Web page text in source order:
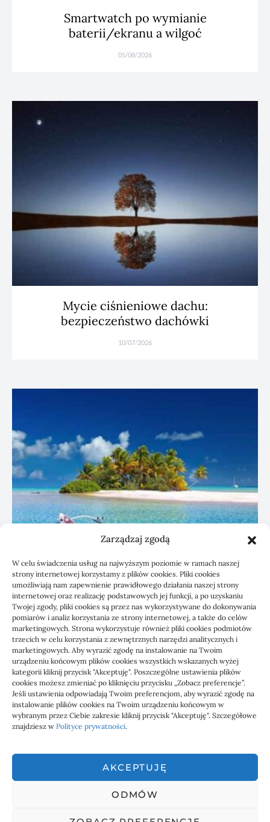
Zarządzaj zgodą
W celu świadczenia usług na najwyższym poziomie w ramach naszej
strony internetowej korzystamy z plików cookies. Pliki cookies
umożliwiają nam zapewnienie prawidłowego działania naszej strony
internetowej oraz realizację podstawowych jej funkcji, a po uzyskaniu
Twojej zgody, pliki cookies są przez nas wykorzystywane do dokonywania
pomiarów i analiz korzystania ze strony internetowej, a także do celów
marketingowych. Strona wykorzystuje również pliki cookies podmiotów
trzecich w celu korzystania z zewnętrznych narzędzi analitycznych i
marketingowych. Aby wyrazić zgodę na instalowanie na Twoim
urządzeniu końcowym plików cookies wszystkich wskazanych wyżej
kategorii kliknij przycisk "Akceptuję". Poszczególne ustawienia plików
cookies możesz zmieniać po kliknięciu przycisku „Zobacz preferencje”.
Jeśli ustawienia odpowiadają Twoim preferencjom, aby wyrazić zgodę na
instalowanie plików cookies na Twoim urządzeniu końcowym w
wybranym przez Ciebie zakresie kliknij przycisk "Akceptuję". Szczegółowe
znajdziesz w Polityce prywatności.
AKCEPTUJĘ
ODMÓW
Smartwatch po wymianie
baterii/ekranu a wilgoć
05/08/2026
Mycie ciśnieniowe dachu:
bezpieczeństwo dachówki
10/07/2026
Czyszczenie paneli PV a wydajność
instalacji
10/07/2026